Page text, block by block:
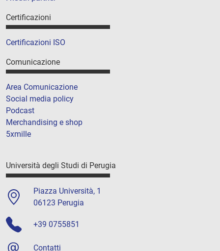
Certificazioni
Certificazioni ISO
Comunicazione
Area Comunicazione
Social media policy
Podcast
Merchandising e shop
5xmille
Università degli Studi di Perugia
Piazza Università, 1
06123 Perugia
+39 0755851
Contatti